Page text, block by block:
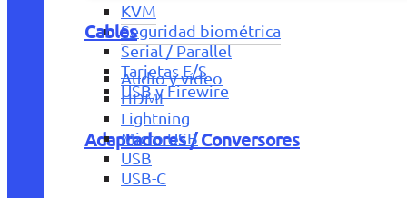
KVM
Seguridad biométrica
Serial / Parallel
Tarjetas E/S
USB y Firewire
Adaptadores / Conversores
Cables
Audio y vídeo
HDMI
Lightning
Micro USB
USB
USB-C